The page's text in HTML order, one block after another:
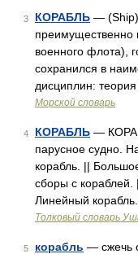
3 КОРАБЛЬ —
преимущественно
военного флота),
сохранился в
дисциплин:
Морской словарь
4 КОРАБЛЬ —
парусное судно.
корабль. ||
сборы с кораблей.
Линейный
Толковый словарь
5 корабль — сжечь